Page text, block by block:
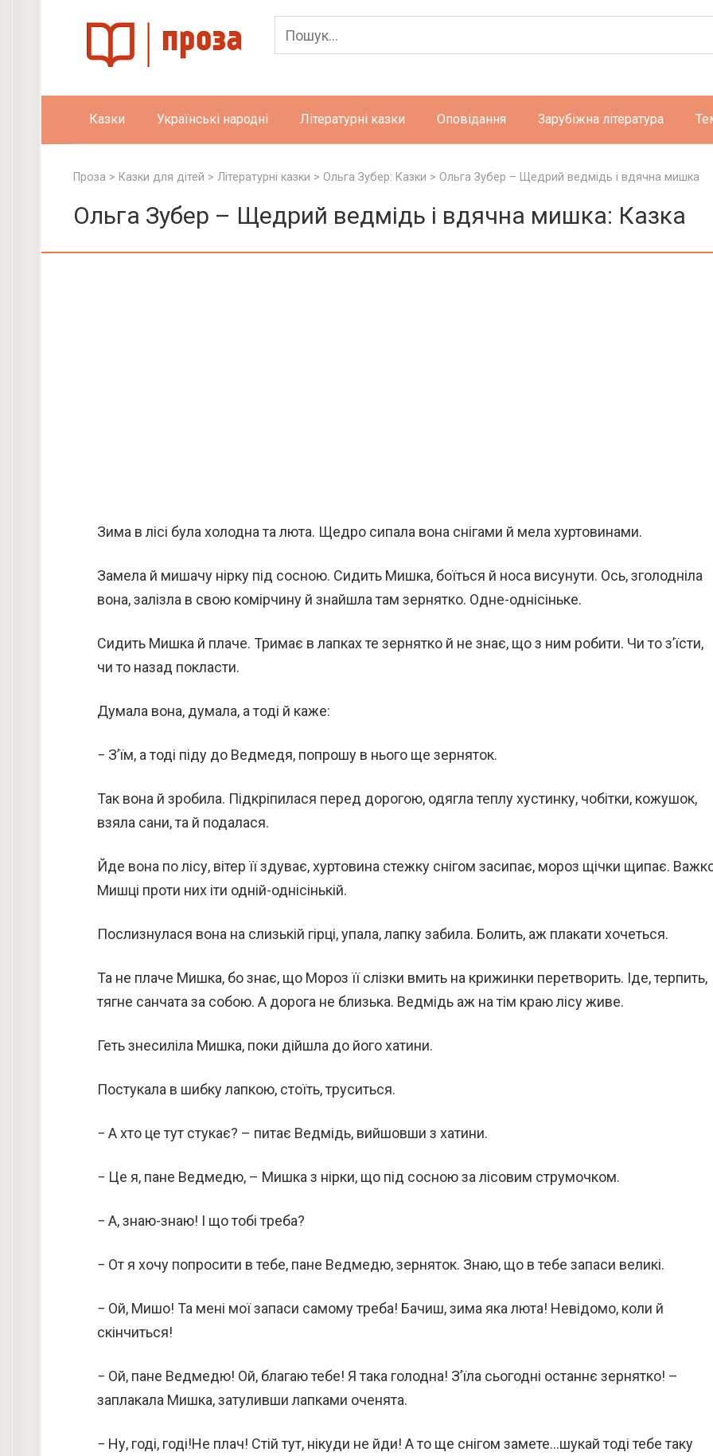
Казки Українські народні Літературні казки Оповідання Зарубіжна література
Проза > Казки для дітей > Літературні казки > Ольга Зубер: Казки > Ольга Зубер – Щедрий ведмідь і вдячна мишка
Ольга Зубер – Щедрий ведмідь і вдячна мишка: Казка
Зима в лісі була холодна та люта. Щедро сипала вона снігами й мела хуртовинами.
Замела й мишачу нірку під сосною. Сидить Мишка, боїться й носа висунути. Ось, зголодніла
вона, залізла в свою комірчину й знайшла там зернятко. Одне-однісіньке.
Сидить Мишка й плаче. Тримає в лапках те зернятко й не знає, що з ним робити. Чи то з’їсти,
чи то назад покласти.
Думала вона, думала, а тоді й каже:
− З’їм, а тоді піду до Ведмедя, попрошу в нього ще зерняток.
Так вона й зробила. Підкріпилася перед дорогою, одягла теплу хустинку, чобітки, кожушок,
взяла сани, та й подалася.
Йде вона по лісу, вітер її здуває, хуртовина стежку снігом засипає, мороз щічки щипає.
Мишці проти них іти одній-однісінькій.
Послизнулася вона на слизькій гірці, упала, лапку забила. Болить, аж плакати хочеться.
Та не плаче Мишка, бо знає, що Мороз її слізки вмить на крижинки перетворить. Іде, терпить,
тягне санчата за собою. А дорога не близька. Ведмідь аж на тім краю лісу живе.
Геть знесиліла Мишка, поки дійшла до його хатини.
Постукала в шибку лапкою, стоїть, труситься.
− А хто це тут стукає? – питає Ведмідь, вийшовши з хатини.
− Це я, пане Ведмедю, – Мишка з нірки, що під сосною за лісовим струмочком.
− А, знаю-знаю! І що тобі треба?
− От я хочу попросити в тебе, пане Ведмедю, зерняток. Знаю, що в тебе запаси великі.
− Ой, Мишо! Та мені мої запаси самому треба! Бачиш, зима яка люта! Невідомо, коли й
скінчиться!
− Ой, пане Ведмедю! Ой, благаю тебе! Я така голодна! З’їла сьогодні останнє зернятко! –
заплакала Мишка, затуливши лапками оченята.
− Ну, годі, годі!Не плач! Стій тут, нікуди не йди! А то ще снігом замете…шукай тоді тебе таку